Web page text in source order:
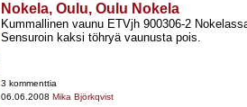
Nokela, Oulu, Oulu Nokela
Kummallinen vaunu ETVjh 900306-​2
Sensuroin kaksi töhryä vaunusta pois.
3 kommenttia
06.06.2008 Mika Björkqvist